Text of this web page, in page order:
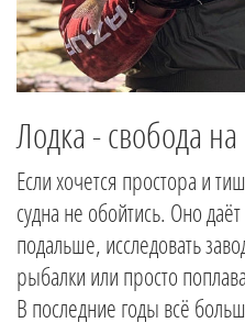
Лодка - свобода
Если хочется простора и
судна не обойтись. Оно
подальше, исследовать
рыбалки или просто
В последние годы всё